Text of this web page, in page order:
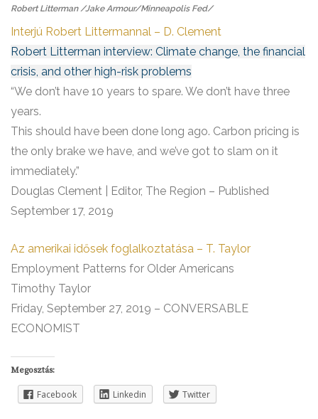
Robert Litterman /Jake Armour/Minneapolis Fed/
Interjú Robert Littermannal – D. Clement
Robert Litterman interview: Climate change, the financial
crisis, and other high-risk problems
“We don’t have 10 years to spare. We don’t have three
years.
This should have been done long ago. Carbon pricing is
the only brake we have, and we’ve got to slam on it
immediately.”
Douglas Clement | Editor, The Region – Published
September 17, 2019
Az amerikai idősek foglalkoztatása – T. Taylor
Employment Patterns for Older Americans
Timothy Taylor
Friday, September 27, 2019 – CONVERSABLE
ECONOMIST
Megosztás:
Facebook Linkedin Twitter